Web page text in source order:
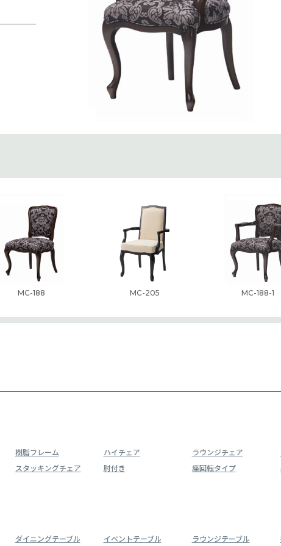
MC-188 MC-205 MC-188-1
樹脂フレーム ハイチェア ラウンジチェア
スタッキングチェア 肘付き 座回転タイプ
ダイニングテーブル イベントテーブル ラウンジテーブル